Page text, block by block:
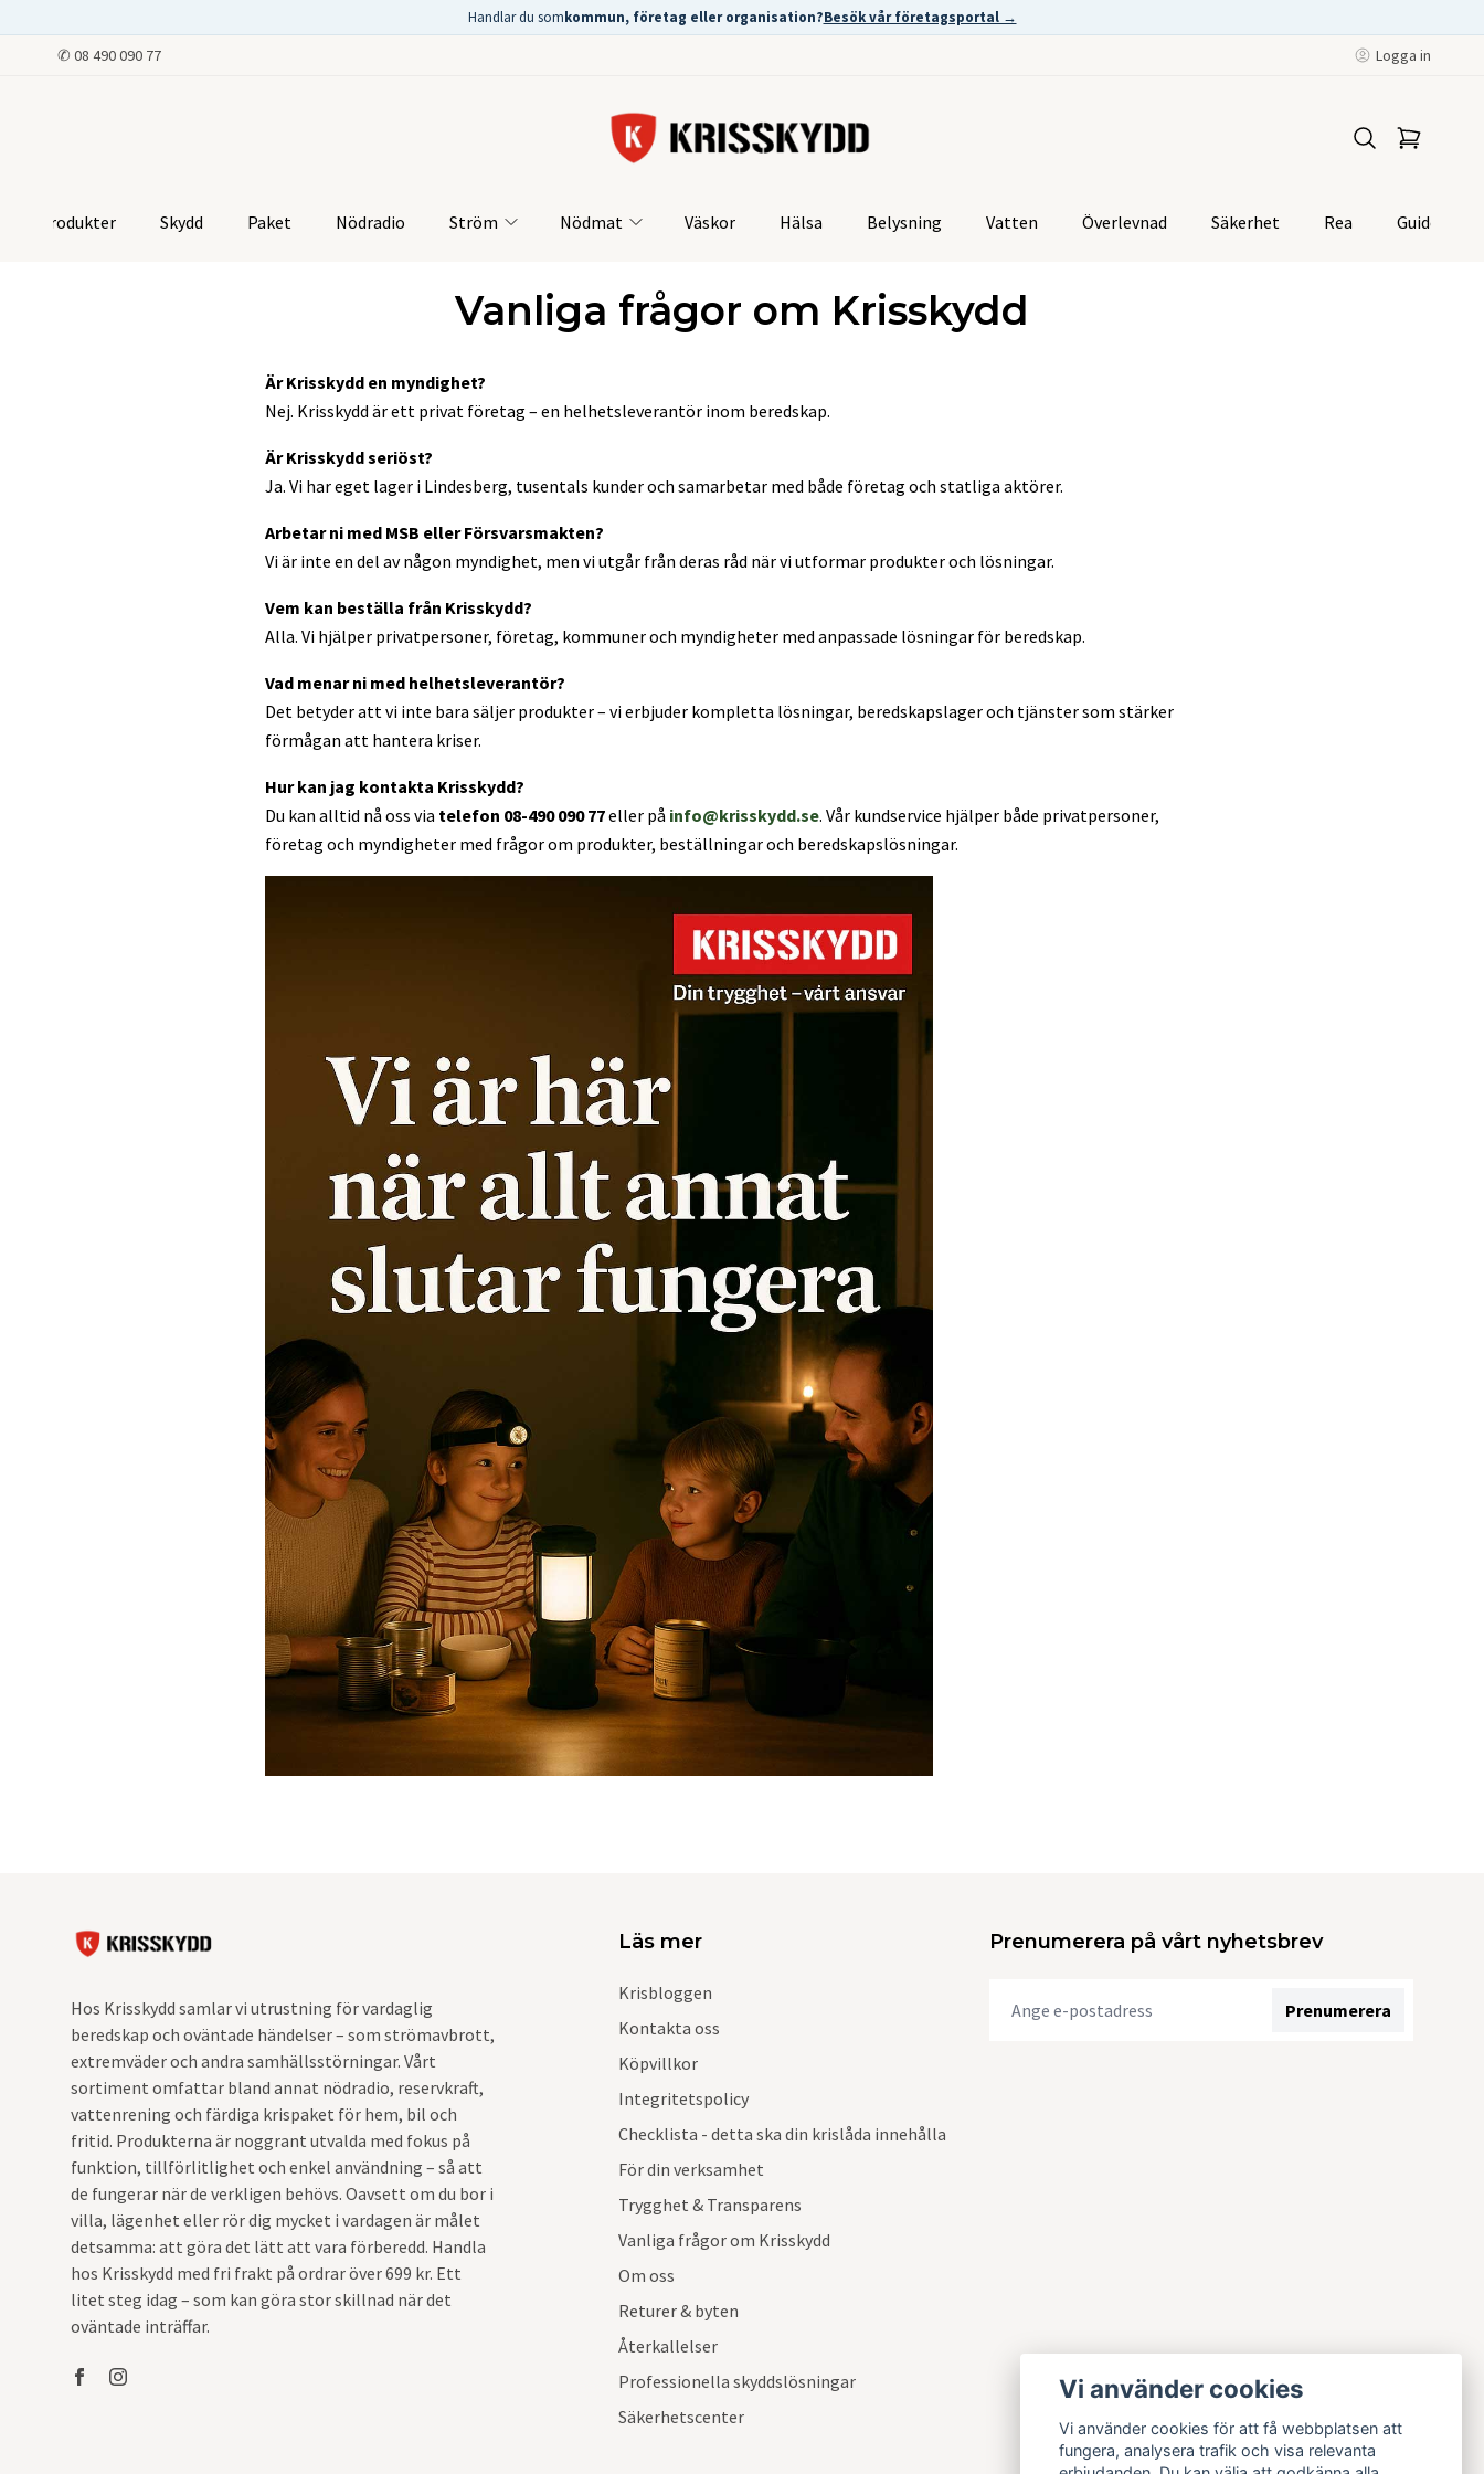
Handlar du somkommun, företag eller organisation?Besök vår företagsportal →
✆ 08 490 090 77 Logga in
Produkter Skydd Paket Nödradio Ström Nödmat Väskor Hälsa Belysning Vatten Överlevnad Säkerhet Rea Guider
Vanliga frågor om Krisskydd
Är Krisskydd en myndighet?
Nej. Krisskydd är ett privat företag – en helhetsleverantör inom beredskap.
Är Krisskydd seriöst?
Ja. Vi har eget lager i Lindesberg, tusentals kunder och samarbetar med både företag och statliga aktörer.
Arbetar ni med MSB eller Försvarsmakten?
Vi är inte en del av någon myndighet, men vi utgår från deras råd när vi utformar produkter och lösningar.
Vem kan beställa från Krisskydd?
Alla. Vi hjälper privatpersoner, företag, kommuner och myndigheter med anpassade lösningar för beredskap.
Vad menar ni med helhetsleverantör?
Det betyder att vi inte bara säljer produkter – vi erbjuder kompletta lösningar, beredskapslager och tjänster som stärker
förmågan att hantera kriser.
Hur kan jag kontakta Krisskydd?
Du kan alltid nå oss via telefon 08-490 090 77eller på info@krisskydd.se. Vår kundservice hjälper både privatpersoner,
företag och myndigheter med frågor om produkter, beställningar och beredskapslösningar.
Hos Krisskydd samlar vi utrustning för vardaglig
beredskap och oväntade händelser – som strömavbrott,
extremväder och andra samhällsstörningar. Vårt
sortiment omfattar bland annat nödradio, reservkraft,
vattenrening och färdiga krispaket för hem, bil och
fritid. Produkterna är noggrant utvalda med fokus på
funktion, tillförlitlighet och enkel användning – så att
de fungerar när de verkligen behövs. Oavsett om du bor i
villa, lägenhet eller rör dig mycket i vardagen är målet
detsamma: att göra det lätt att vara förberedd. Handla
hos Krisskydd med fri frakt på ordrar över 699 kr. Ett
litet steg idag – som kan göra stor skillnad när det
oväntade inträffar.
Läs mer
Krisbloggen
Kontakta oss
Köpvillkor
Integritetspolicy
Checklista - detta ska din krislåda innehålla
För din verksamhet
Trygghet & Transparens
Vanliga frågor om Krisskydd
Om oss
Returer & byten
Återkallelser
Professionella skyddslösningar
Säkerhetscenter
Prenumerera på vårt nyhetsbrev
Prenumerera
Vi använder cookies
Vi använder cookies för att få webbplatsen att
fungera, analysera trafik och visa relevanta